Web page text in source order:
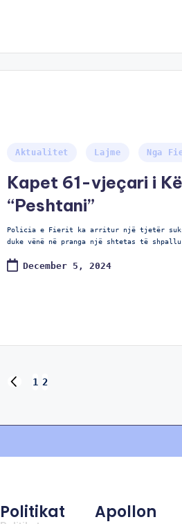
Aktualitet Lajme Nga
Kapet 61-vjeçari i
“Peshtani”
Policia e Fierit ka arritur një tjetër
duke vënë në pranga një shtetas të
December 5, 2024
1 2
Politikat Apollon